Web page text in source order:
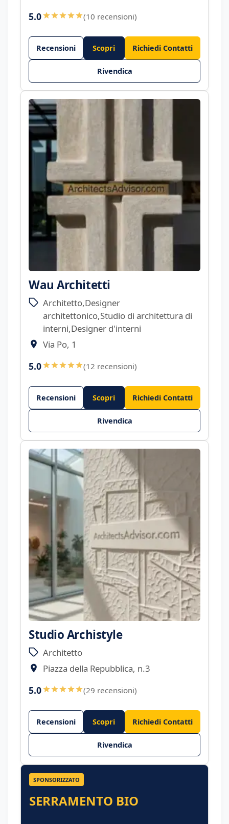
5.0 (10 recensioni)
Recensioni Scopri Richiedi Contatti
Rivendica
Wau Architetti
Architetto,Designer
architettonico,Studio di architettura di
interni,Designer d'interni
Via Po, 1
5.0 (12 recensioni)
Recensioni Scopri Richiedi Contatti
Rivendica
Studio Archistyle
Architetto
Piazza della Repubblica, n.3
5.0 (29 recensioni)
Recensioni Scopri Richiedi Contatti
Rivendica
SPONSORIZZATO
SERRAMENTO BIO